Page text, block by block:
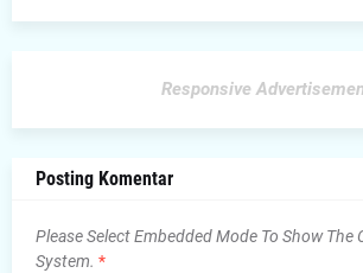
Responsive
Posting Komentar
Please Select Embedded Mode To Show The
System. *